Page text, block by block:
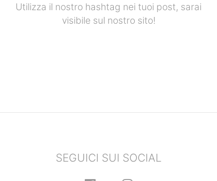
Utilizza il nostro hashtag nei tuoi post, sarai
visibile sul nostro sito!
SEGUICI SUI SOCIAL